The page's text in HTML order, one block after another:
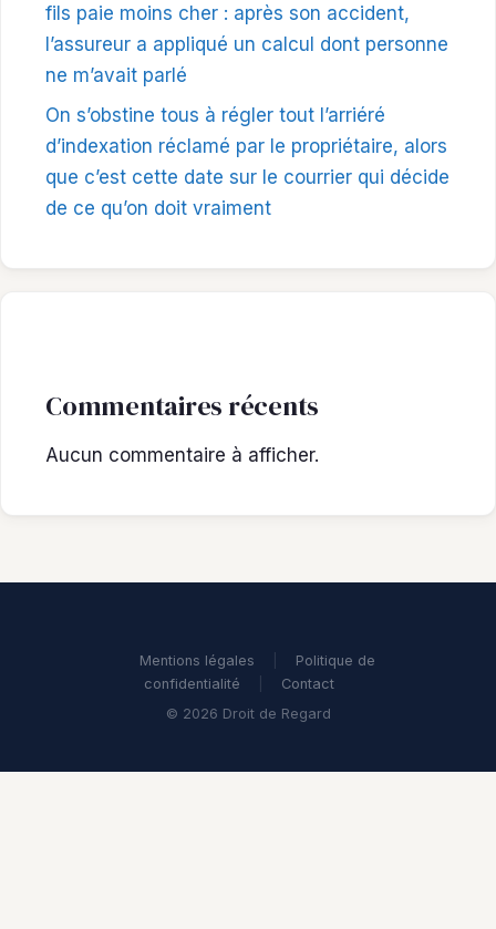
fils paie moins cher : après son accident,
l’assureur a appliqué un calcul dont personne
ne m’avait parlé
On s’obstine tous à régler tout l’arriéré
d’indexation réclamé par le propriétaire, alors
que c’est cette date sur le courrier qui décide
de ce qu’on doit vraiment
Commentaires récents
Aucun commentaire à afficher.
Mentions légales
Politique de
confidentialité
Contact
© 2026 Droit de Regard